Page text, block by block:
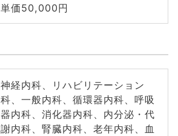
単価50,000円
神経内科、リハビリテーション
科、一般内科、循環器内科、呼吸
器内科、消化器内科、内分泌・代
謝内科、腎臓内科、老年内科、血